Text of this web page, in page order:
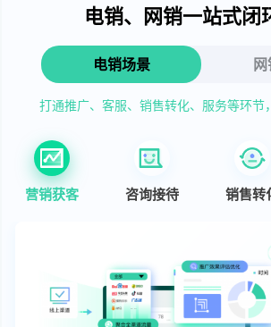
电销、网销一站式闭
电销场景
打通推广、客服、销售转化、服务等环节
营销获客 咨询接待 销售转